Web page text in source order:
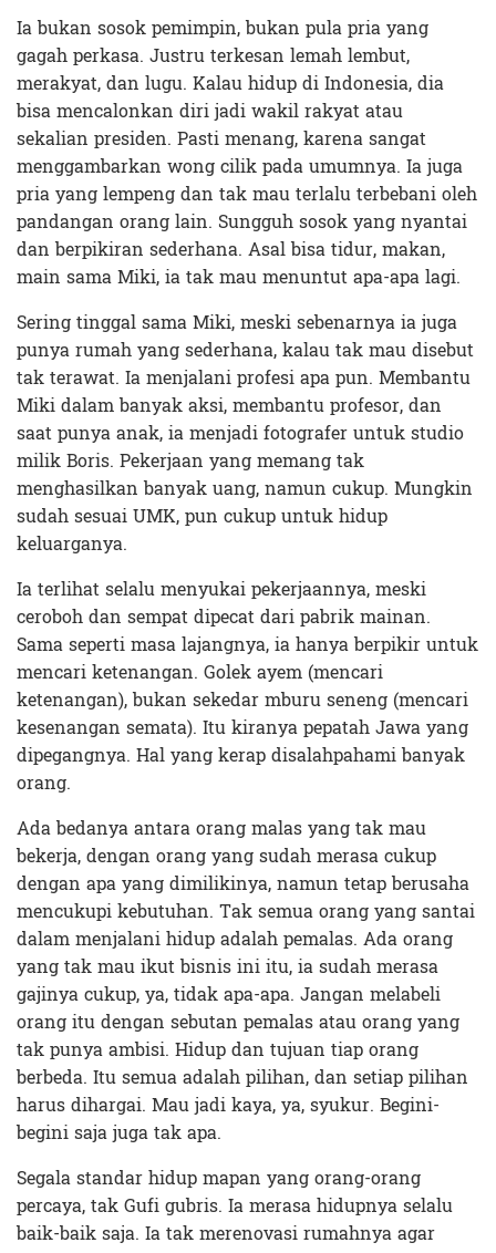
Ia bukan sosok pemimpin, bukan pula pria yang
gagah perkasa. Justru terkesan lemah lembut,
merakyat, dan lugu. Kalau hidup di Indonesia, dia
bisa mencalonkan diri jadi wakil rakyat atau
sekalian presiden. Pasti menang, karena sangat
menggambarkan wong cilik pada umumnya. Ia juga
pria yang lempeng dan tak mau terlalu terbebani oleh
pandangan orang lain. Sungguh sosok yang nyantai
dan berpikiran sederhana. Asal bisa tidur, makan,
main sama Miki, ia tak mau menuntut apa-apa lagi.
Sering tinggal sama Miki, meski sebenarnya ia juga
punya rumah yang sederhana, kalau tak mau disebut
tak terawat. Ia menjalani profesi apa pun. Membantu
Miki dalam banyak aksi, membantu profesor, dan
saat punya anak, ia menjadi fotografer untuk studio
milik Boris. Pekerjaan yang memang tak
menghasilkan banyak uang, namun cukup. Mungkin
sudah sesuai UMK, pun cukup untuk hidup
keluarganya.
Ia terlihat selalu menyukai pekerjaannya, meski
ceroboh dan sempat dipecat dari pabrik mainan.
Sama seperti masa lajangnya, ia hanya berpikir untuk
mencari ketenangan. Golek ayem (mencari
ketenangan), bukan sekedar mburu seneng (mencari
kesenangan semata). Itu kiranya pepatah Jawa yang
dipegangnya. Hal yang kerap disalahpahami banyak
orang.
Ada bedanya antara orang malas yang tak mau
bekerja, dengan orang yang sudah merasa cukup
dengan apa yang dimilikinya, namun tetap berusaha
mencukupi kebutuhan. Tak semua orang yang santai
dalam menjalani hidup adalah pemalas. Ada orang
yang tak mau ikut bisnis ini itu, ia sudah merasa
gajinya cukup, ya, tidak apa-apa. Jangan melabeli
orang itu dengan sebutan pemalas atau orang yang
tak punya ambisi. Hidup dan tujuan tiap orang
berbeda. Itu semua adalah pilihan, dan setiap pilihan
harus dihargai. Mau jadi kaya, ya, syukur. Begini-
begini saja juga tak apa.
Segala standar hidup mapan yang orang-orang
percaya, tak Gufi gubris. Ia merasa hidupnya selalu
baik-baik saja. Ia tak merenovasi rumahnya agar